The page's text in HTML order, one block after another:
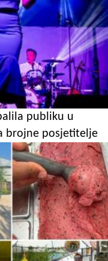
publiku u
brojne posjetitelje